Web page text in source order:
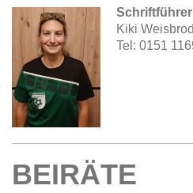
Kiki
Tel: 0151
BEIRÄTE